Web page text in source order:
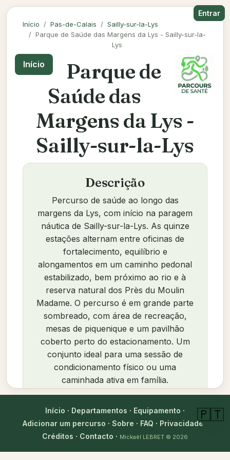
Entrar
Início Pas-de-Calais
Sailly-sur-la-Lys
Parque de Saúde das Margens da Lys - Sailly-sur-la-
Lys
Início
Parque de
Saúde das
Margens da Lys -
Sailly-sur-la-Lys
Descrição
Percurso de saúde ao longo das
margens da Lys, com início na paragem
náutica de Sailly-sur-la-Lys. As quinze
estações alternam entre oficinas de
fortalecimento, equilíbrio e
alongamentos em um caminho pedonal
estabilizado, bem próximo ao rio e à
reserva natural dos Près du Moulin
Madame. O percurso é em grande parte
sombreado, com área de recreação,
mesas de piquenique e um pavilhão
coberto perto do estacionamento. Um
conjunto ideal para uma sessão de
condicionamento físico ou uma
caminhada ativa em família.
departamento dePas-de-Calais.
rate_review Avaliações dos
utilizadores
Início · Departamentos · Equipamento ·
Adicionar um percurso · Sobre · FAQ · Privacidade·
Créditos · Contacto · Mickaël LEBRET © 2026
🇵🇹